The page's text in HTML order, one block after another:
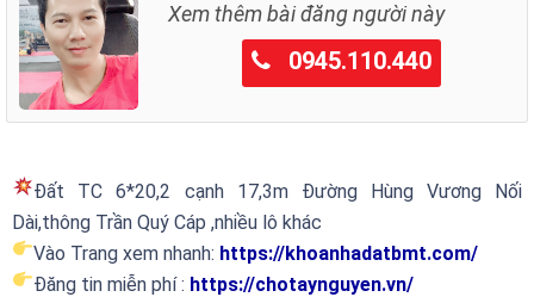
Xem thêm bài đăng người này
0945.110.440
Đất TC 6*20,2 cạnh 17,3m Đường Hùng Vương Nối
Dài,thông Trần Quý Cáp ,nhiều lô khác
Vào Trang xem nhanh: https://khoanhadatbmt.com/
Đăng tin miễn phí : https://chotaynguyen.vn/